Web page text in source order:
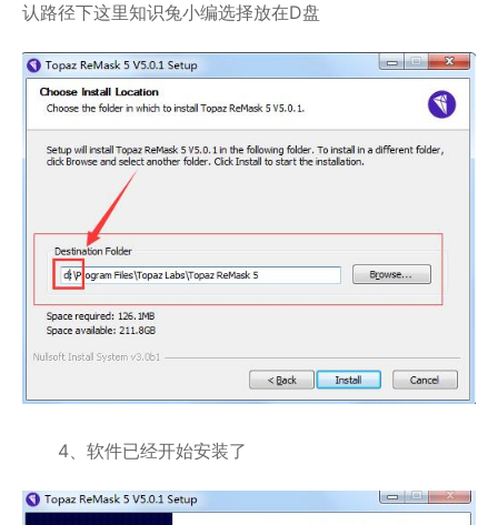
认路径下这里知识兔小编选择放在D盘
4、软件已经开始安装了